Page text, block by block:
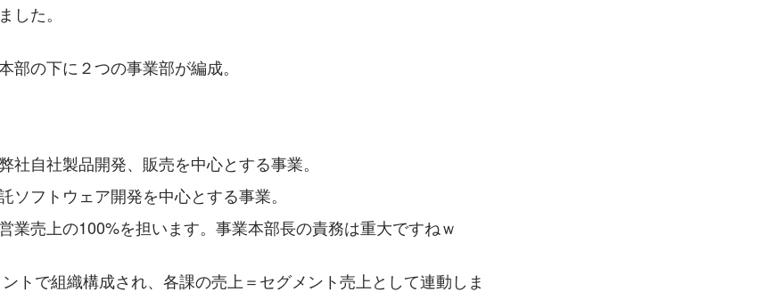
した。
部の下に２つの事業部が編成。
社自社製品開発、販売を中心とする事業。
ソフトウェア開発を中心とする事業。
業売上の100%を担います。事業本部長の責務は重大ですねｗ
トで組織構成され、各課の売上＝セグメント売上として連動しま